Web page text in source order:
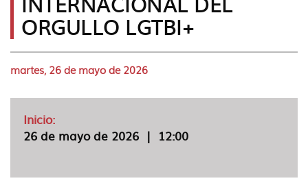
idioma
ORGULLO LGTBI+
martes, 26 de mayo de 2026
Inicio:
26 de mayo de 2026 | 12:00